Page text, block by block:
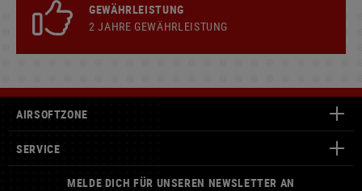
GEWÄHRLEISTUNG
2 JAHRE GEWÄHRLEISTUNG
AIRSOFTZONE
SERVICE
MELDE DICH FÜR UNSEREN NEWSLETTER AN